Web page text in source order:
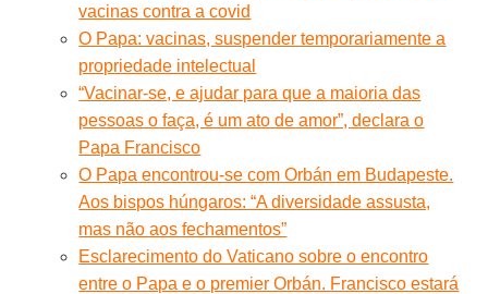
vacinas contra a covid
O Papa: vacinas, suspender temporariamente a
propriedade intelectual
“Vacinar-se, e ajudar para que a maioria das
pessoas o faça, é um ato de amor”, declara o
Papa Francisco
O Papa encontrou-se com Orbán em Budapeste.
Aos bispos húngaros: “A diversidade assusta,
mas não aos fechamentos”
Esclarecimento do Vaticano sobre o encontro
entre o Papa e o premier Orbán. Francisco estará